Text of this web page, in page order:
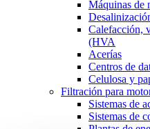
Máquinas de
Calefacción,
(HVA
Acerías
Centros de
Celulosa y
Filtración para
Sistemas de
Sistemas de